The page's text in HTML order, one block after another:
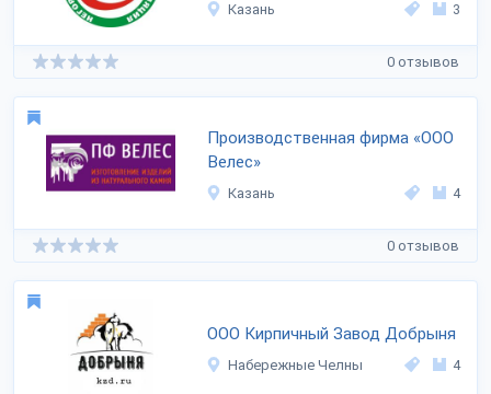
Казань 3
0 отзывов
Производственная фирма «ООО
Велес»
Казань 4
0 отзывов
ООО Кирпичный Завод Добрыня
Набережные Челны 4